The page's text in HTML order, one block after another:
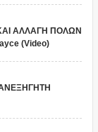
ΑΛΛΑΓΗ ΠΟΛΩΝ
(Video)